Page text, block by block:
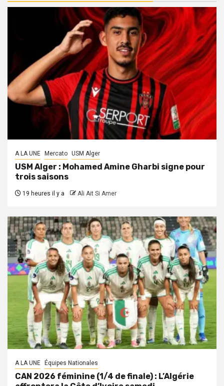
A LA UNE Mercato USM Alger
USM Alger : Mohamed Amine Gharbi signe pour
trois saisons
19 heures il y a Ali Ait Si Amer
A LA UNE Équipes Nationales
CAN 2026 féminine (1/4 de finale) : L’Algérie